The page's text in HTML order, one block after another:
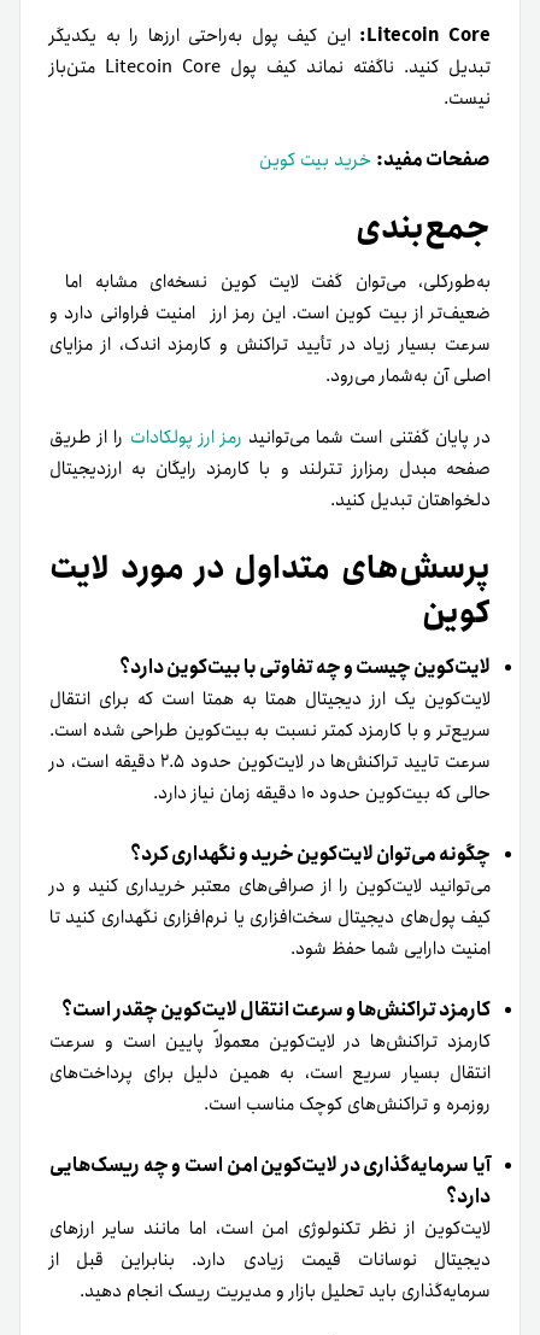
Litecoin Core: این کیف پول به‌راحتی ارزها را به یکدیگر
تبدیل کنید. ناگفته نماند کیف پول Litecoin Core
متن‌باز
نیست.
صفحات مفید: خرید بیت کوین
جمع‌بندی
به‌طورکلی، می‌توان گفت لایت کوین نسخه‌ای مشابه اما
ضعیف‌‌تر از بیت کوین است. این رمز ارز امنیت فراوانی دارد و
سرعت بسیار زیاد در تأیید تراکنش و کارمزد اندک، از مزایای
اصلی آن به‌شمار می‌رود.
در پایان گفتنی است شما می‌توانید رمز ارز پولکادات را از طریق
صفحه مبدل رمزارز تترلند و با کارمزد رایگان به ارزدیجیتال
دلخواهتان تبدیل کنید.
پرسش‌های متداول در مورد لایت
کوین
لایت‌کوین چیست و چه تفاوتی با بیت‌کوین دارد؟
لایت‌کوین یک ارز دیجیتال همتا به همتا است که برای انتقال
سریع‌تر و با کارمزد کمتر نسبت به بیت‌کوین طراحی شده است.
سرعت تایید تراکنش‌ها در لایت‌کوین حدود ۲.۵ دقیقه است، در
حالی که بیت‌کوین حدود ۱۰ دقیقه زمان نیاز دارد.
چگونه می‌توان لایت‌کوین خرید و نگهداری کرد؟
می‌توانید لایت‌کوین را از صرافی‌های معتبر خریداری کنید و در
کیف پول‌های دیجیتال سخت‌افزاری یا نرم‌افزاری نگهداری کنید تا
امنیت دارایی شما حفظ شود.
کارمزد تراکنش‌ها و سرعت انتقال لایت‌کوین چقدر است؟
کارمزد تراکنش‌ها در لایت‌کوین معمولاً پایین است و سرعت
انتقال بسیار سریع است، به همین دلیل برای پرداخت‌های
روزمره و تراکنش‌های کوچک مناسب است.
آیا سرمایه‌گذاری در لایت‌کوین امن است و چه ریسک‌هایی
دارد؟
لایت‌کوین از نظر تکنولوژی امن است، اما مانند سایر ارزهای
دیجیتال نوسانات قیمت زیادی دارد. بنابراین قبل از
سرمایه‌گذاری باید تحلیل بازار و مدیریت ریسک انجام دهید.